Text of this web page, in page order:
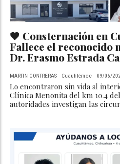
🖤 Consternación en
Fallece el reconocido
Dr. Erasmo Estrada
MARTIN CONTRERAS Cuauhtémoc 09/06/
Lo encontraron sin vida al
Clínica Menonita del km 10.4
autoridades investigan las